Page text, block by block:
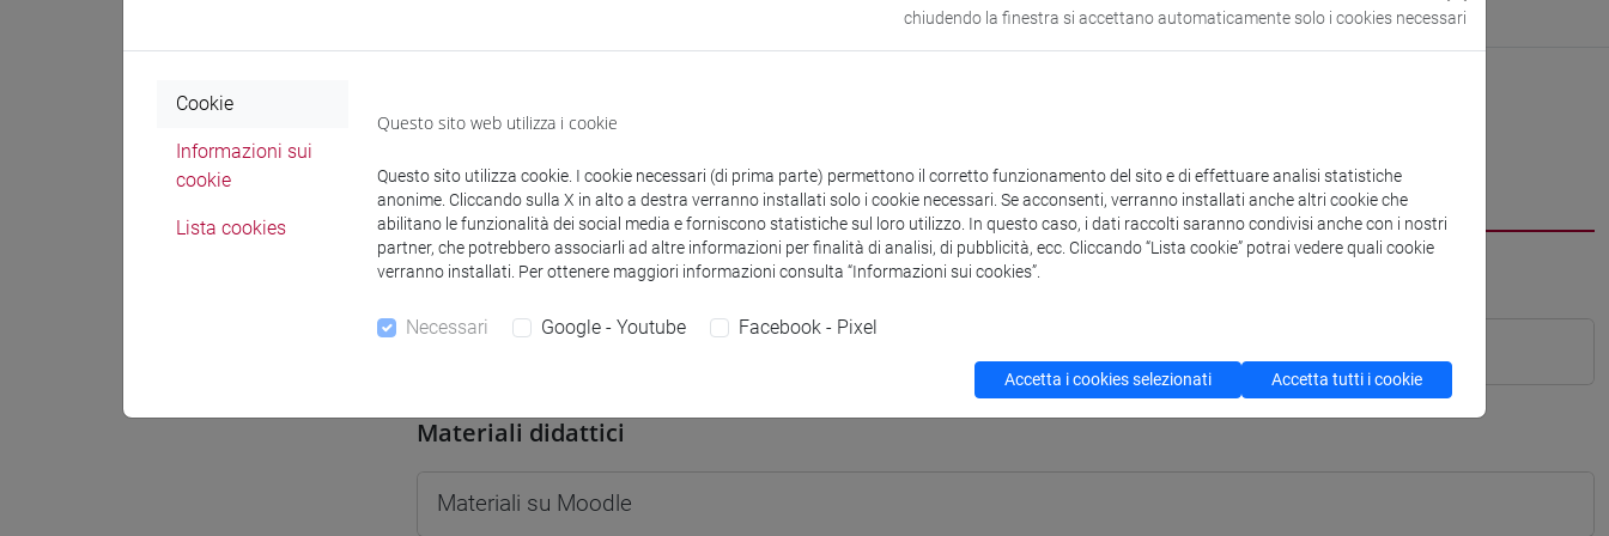
Link allo spazio del corso
Docenti e corsi di laurea Programma
Docenti
Materiali didattici
Materiali su Moodle
chiudendo la finestra si accettano automaticamente solo i cookies necessari
Cookie
Informazioni sui
cookie
Lista cookies
Questo sito web utilizza i cookie
Questo sito utilizza cookie. I cookie necessari (di prima parte) permettono il corretto funzionamento del sito e di effettuare analisi statistiche
anonime. Cliccando sulla X in alto a destra verranno installati solo i cookie necessari. Se acconsenti, verranno installati anche altri cookie che
abilitano le funzionalità dei social media e forniscono statistiche sul loro utilizzo. In questo caso, i dati raccolti saranno condivisi anche con i nostri
partner, che potrebbero associarli ad altre informazioni per finalità di analisi, di pubblicità, ecc. Cliccando “Lista cookie” potrai vedere quali cookie
verranno installati. Per ottenere maggiori informazioni consulta “Informazioni sui cookies”.
Necessari Google - Youtube Facebook - Pixel
Accetta i cookies selezionati Accetta tutti i cookie